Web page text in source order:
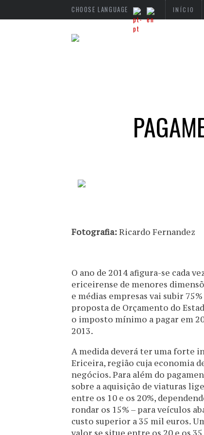
CHOOSE LANGUAGE INÍCIO
Fotografia:Ricardo Fernandez
O ano de 2014 afigura-se cada
ericeirense de menores
e médias empresas vai subir
proposta de Orçamento do
o imposto mínimo a pagar em
2013.
A medida deverá ter uma forte
Ericeira, região cuja economia
negócios. Para além do
sobre a aquisição de viaturas
entre os 10 e os 20%,
rondar os 15% – para veículos
custo superior a 35 mil euros.